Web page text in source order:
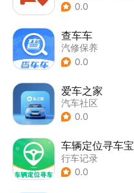
0.0
查车车
汽修保养
0.0
爱车之家
汽车社区
0.0
车辆定位寻车宝
行车记录
0.0